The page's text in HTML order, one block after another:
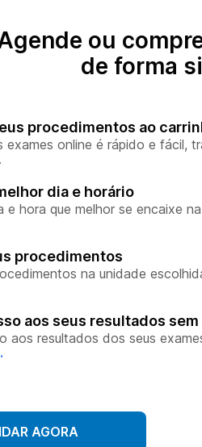
ou
de forma
procedimentos ao
exames online é rápido e fácil,
dia e horário
e hora que melhor se encaixe
procedimentos
na unidade
aos seus resultados
aos resultados dos seus
AGORA